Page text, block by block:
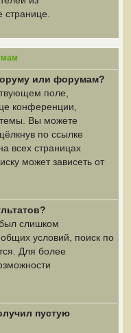
странице.
или форумам?
поле,
конференции,
Вы можете
по ссылке
всех страницах
может зависеть от
слишком
условий, поиск по
Для более
пустую